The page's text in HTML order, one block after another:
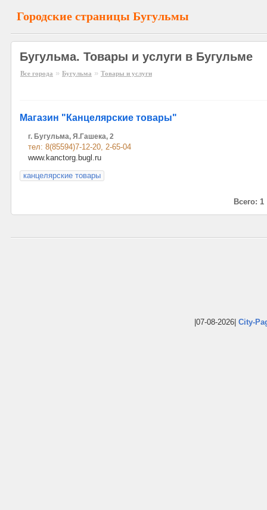
Городские страницы Бугульмы
Бугульма. Товары и услуги в Бугульме
Все города » Бугульма » Товары и услуги
Магазин "Канцелярские товары"
г. Бугульма, Я.Гашека, 2
тел: 8(85594)7-12-20, 2-65-04
www.kanctorg.bugl.ru
канцелярские товары
Всего: 1
|07-08-2026| City-